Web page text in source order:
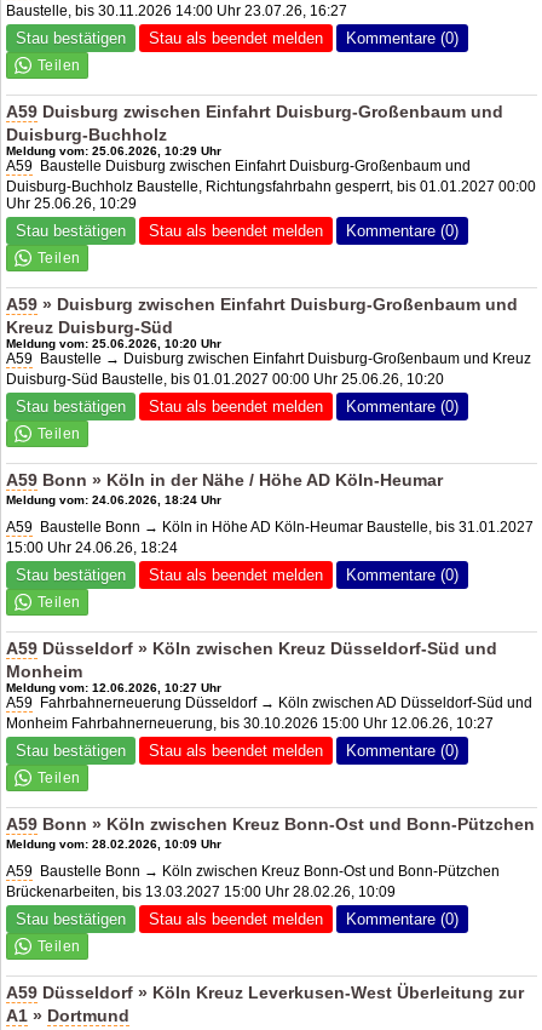
Baustelle, bis 30.11.2026 14:00 Uhr 23.07.26, 16:27
Stau bestätigen Stau als beendet melden Kommentare (0)
A59 Duisburg zwischen Einfahrt Duisburg-Großenbaum und
Duisburg-Buchholz
Meldung vom: 25.06.2026, 10:29 Uhr
A59 Baustelle Duisburg zwischen Einfahrt Duisburg-Großenbaum und
Duisburg-Buchholz Baustelle, Richtungsfahrbahn gesperrt, bis 01.01.2027 00:00
Uhr 25.06.26, 10:29
Stau bestätigen Stau als beendet melden Kommentare (0)
A59 » Duisburg zwischen Einfahrt Duisburg-Großenbaum und
Kreuz Duisburg-Süd
Meldung vom: 25.06.2026, 10:20 Uhr
A59 Baustelle → Duisburg zwischen Einfahrt Duisburg-Großenbaum und Kreuz
Duisburg-Süd Baustelle, bis 01.01.2027 00:00 Uhr 25.06.26, 10:20
Stau bestätigen Stau als beendet melden Kommentare (0)
A59 Bonn » Köln in der Nähe / HöheAD Köln-Heumar
Meldung vom: 24.06.2026, 18:24 Uhr
A59 Baustelle Bonn → Köln in Höhe AD Köln-Heumar Baustelle, bis 31.01.2027
15:00 Uhr 24.06.26, 18:24
Stau bestätigen Stau als beendet melden Kommentare (0)
A59 Düsseldorf » Köln zwischen Kreuz Düsseldorf-Süd und
Monheim
Meldung vom: 12.06.2026, 10:27 Uhr
A59 Fahrbahnerneuerung Düsseldorf → Köln zwischen AD Düsseldorf-Süd und
Monheim Fahrbahnerneuerung, bis 30.10.2026 15:00 Uhr 12.06.26, 10:27
Stau bestätigen Stau als beendet melden Kommentare (0)
A59 Bonn » Köln zwischen Kreuz Bonn-Ost und Bonn-Pützchen
Meldung vom: 28.02.2026, 10:09 Uhr
A59 Baustelle Bonn → Köln zwischen Kreuz Bonn-Ost und Bonn-Pützchen
Brückenarbeiten, bis 13.03.2027 15:00 Uhr 28.02.26, 10:09
Stau bestätigen Stau als beendet melden Kommentare (0)
A59 Düsseldorf » Köln Kreuz Leverkusen-West Überleitung zur
A1 » Dortmund